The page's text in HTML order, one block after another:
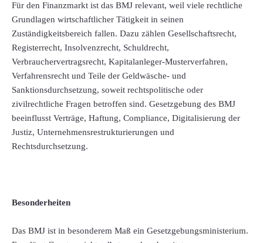
Für den Finanzmarkt ist das BMJ relevant, weil viele rechtliche
Grundlagen wirtschaftlicher Tätigkeit in seinen
Zuständigkeitsbereich fallen. Dazu zählen Gesellschaftsrecht,
Registerrecht, Insolvenzrecht, Schuldrecht,
Verbrauchervertragsrecht, Kapitalanleger-Musterverfahren,
Verfahrensrecht und Teile der Geldwäsche- und
Sanktionsdurchsetzung, soweit rechtspolitische oder
zivilrechtliche Fragen betroffen sind. Gesetzgebung des BMJ
beeinflusst Verträge, Haftung, Compliance, Digitalisierung der
Justiz, Unternehmensrestrukturierungen und
Rechtsdurchsetzung.
Besonderheiten
Das BMJ ist in besonderem Maß ein Gesetzgebungsministerium.